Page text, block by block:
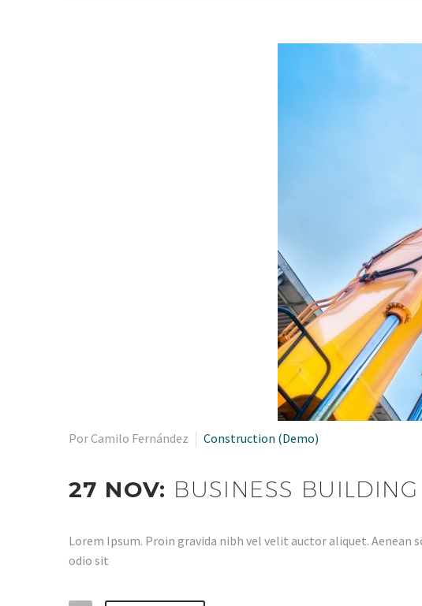
Por Camilo Fernández Construction (Demo)
27 NOV: BUSINESS
Lorem Ipsum. Proin gravida nibh vel velit auctor aliquet.
odio sit